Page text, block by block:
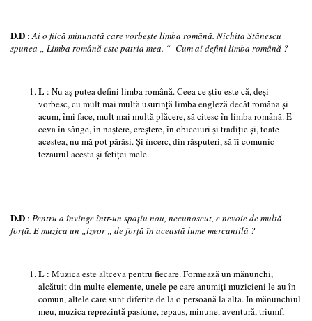
D.D :Ai o fiică minunată care vorbeşte limba română. Nichita Stănescu
spunea „ Limba română este patria mea. “ Cum ai defini limba română ?
L : Nu aş putea defini limba română. Ceea ce ştiu este că, deşi
vorbesc, cu mult mai multă usurinţă limba engleză decât româna şi
acum, îmi face, mult mai multă plăcere, să citesc în limba română. E
ceva în sânge, în naştere, creştere, în obiceiuri şi tradiţie şi, toate
acestea, nu mă pot părăsi. Şi încerc, din răsputeri, să îi comunic
tezaurul acesta şi fetiţei mele.
D.D : Pentru a învinge într-un spaţiu nou, necunoscut, e nevoie de multă
forţă. E muzica un „izvor „ de forţă în această lume mercantilă ?
L : Muzica este altceva pentru fiecare. Formează un mănunchi,
alcătuit din multe elemente, unele pe care anumiţi muzicieni le au în
comun, altele care sunt diferite de la o persoană la alta. În mănunchiul
meu, muzica reprezintă pasiune, repaus, minune, aventură, triumf,